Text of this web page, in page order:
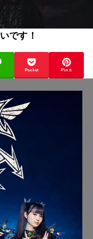
です！
Pocket Pin it